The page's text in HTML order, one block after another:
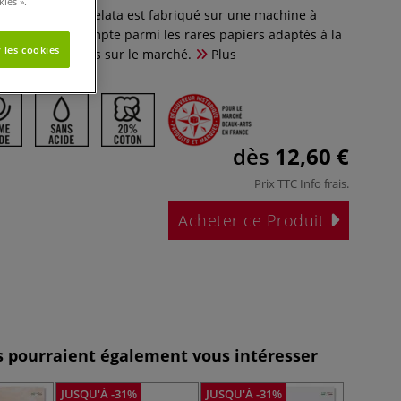
le papier Velata est fabriqué sur une machine à
et compte parmi les rares papiers adaptés à la
disponibles sur le marché.
Plus
dès 12,60 €
Prix TTC Info frais.
Acheter ce Produit
pourraient également vous intéresser
JUSQU'À -31% JUSQU'À -31%
cookies